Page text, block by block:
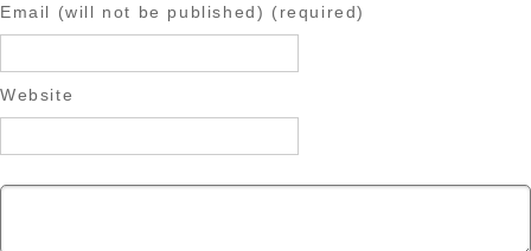
Email (will not be published) (required)
Website